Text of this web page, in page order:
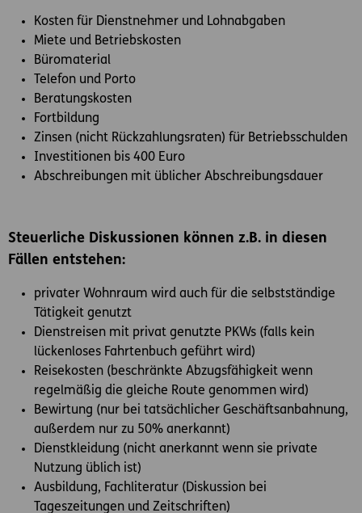
Kosten für Dienstnehmer und Lohnabgaben
Miete und Betriebskosten
Büromaterial
Telefon und Porto
Beratungskosten
Fortbildung
Zinsen (nicht Rückzahlungsraten) für Betriebsschulden
Investitionen bis 400 Euro
Abschreibungen mit üblicher Abschreibungsdauer
Steuerliche Diskussionen können z.B. in diesen
Fällen entstehen:
privater Wohnraum wird auch für die selbstständige
Tätigkeit genutzt
Dienstreisen mit privat genutzte PKWs (falls kein
lückenloses Fahrtenbuch geführt wird)
Reisekosten (beschränkte Abzugsfähigkeit wenn
regelmäßig die gleiche Route genommen wird)
Bewirtung (nur bei tatsächlicher Geschäftsanbahnung,
außerdem nur zu 50% anerkannt)
Dienstkleidung (nicht anerkannt wenn sie private
Nutzung üblich ist)
Ausbildung, Fachliteratur (Diskussion bei
Tageszeitungen und Zeitschriften)